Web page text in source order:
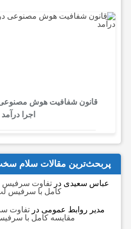
قانون شفافیت هوش مصنوعی
اجرا درآمد
پربحث‌ترین مقالات سلام
عباس سعیدی در
کامل با سرفیس لپ
مدیر روابط عمومی در
مقایسه کامل با